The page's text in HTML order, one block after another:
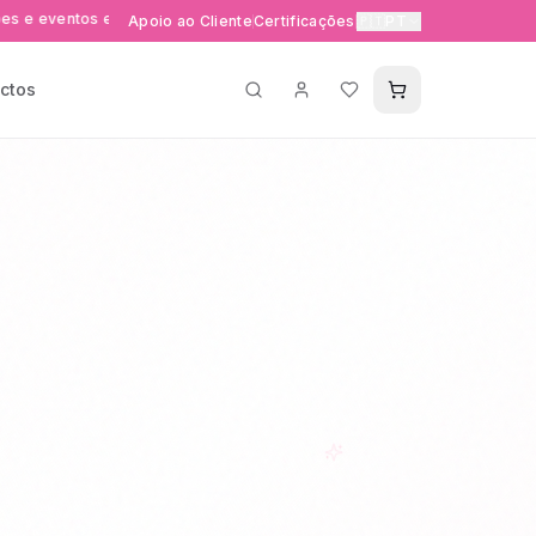
exclusivos Entrega rápida 24-48h em Portugal e
Apoio ao ClienteCertificações🇵🇹